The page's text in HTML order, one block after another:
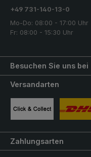
Besuchen Sie uns bei
+49 731-140-13-0
Mo-Do: 08:00 - 17:00 Uhr
Fr: 08:00 - 15:30 Uhr
Versandarten
Zahlungsarten